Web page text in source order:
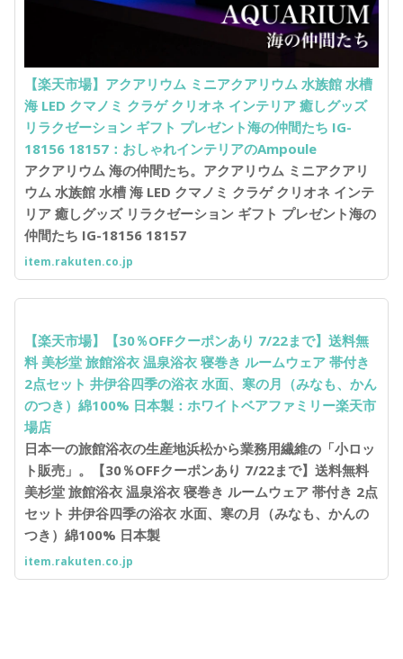
【楽天市場】アクアリウム ミニアクアリウム 水族館 水槽
海 LED クマノミ クラゲ クリオネ インテリア 癒しグッズ
リラクゼーション ギフト プレゼント海の仲間たち IG-
18156 18157：おしゃれインテリアのAmpoule
アクアリウム 海の仲間たち。アクアリウム ミニアクアリ
ウム 水族館 水槽 海 LED クマノミ クラゲ クリオネ インテ
リア 癒しグッズ リラクゼーション ギフト プレゼント海の
仲間たち IG-18156 18157
item.rakuten.co.jp
【楽天市場】【30％OFFクーポンあり 7/22まで】送料無
料 美杉堂 旅館浴衣 温泉浴衣 寝巻き ルームウェア 帯付き
2点セット 井伊谷四季の浴衣 水面、寒の月（みなも、かん
のつき）綿100% 日本製：ホワイトベアファミリー楽天市
場店
日本一の旅館浴衣の生産地浜松から業務用繊維の「小ロッ
ト販売」。【30％OFFクーポンあり 7/22まで】送料無料
美杉堂 旅館浴衣 温泉浴衣 寝巻き ルームウェア 帯付き 2点
セット 井伊谷四季の浴衣 水面、寒の月（みなも、かんの
つき）綿100% 日本製
item.rakuten.co.jp